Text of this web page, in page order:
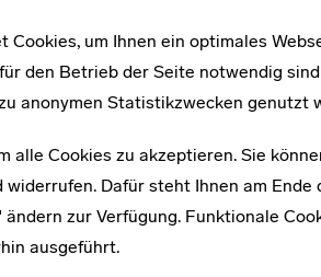
Cookies, um Ihnen ein optimales
den Betrieb der Seite notwendig
anonymen Statistikzwecken genutzt
alle Cookies zu akzeptieren. Sie
Dafür steht Ihnen am Ende
zur Verfügung. Funktionale
ausgeführt.
Links